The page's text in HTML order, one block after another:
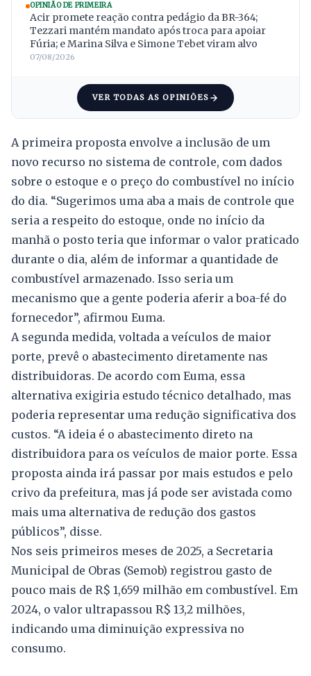
OPINIÃO DE PRIMEIRA
Acir promete reação contra pedágio da BR-364;
Tezzari mantém mandato após troca para apoiar
Fúria; e Marina Silva e Simone Tebet viram alvo
07/08/2026
VER TODAS AS OPINIÕES
A primeira proposta envolve a inclusão de um
novo recurso no sistema de controle, com dados
sobre o estoque e o preço do combustível no início
do dia. “Sugerimos uma aba a mais de controle que
seria a respeito do estoque, onde no início da
manhã o posto teria que informar o valor praticado
durante o dia, além de informar a quantidade de
combustível armazenado. Isso seria um
mecanismo que a gente poderia aferir a boa-fé do
fornecedor”, afirmou Euma.
A segunda medida, voltada a veículos de maior
porte, prevê o abastecimento diretamente nas
distribuidoras. De acordo com Euma, essa
alternativa exigiria estudo técnico detalhado, mas
poderia representar uma redução significativa dos
custos. “A ideia é o abastecimento direto na
distribuidora para os veículos de maior porte. Essa
proposta ainda irá passar por mais estudos e pelo
crivo da prefeitura, mas já pode ser avistada como
mais uma alternativa de redução dos gastos
públicos”, disse.
Nos seis primeiros meses de 2025, a Secretaria
Municipal de Obras (Semob) registrou gasto de
pouco mais de R$ 1,659 milhão em combustível. Em
2024, o valor ultrapassou R$ 13,2 milhões,
indicando uma diminuição expressiva no
consumo.